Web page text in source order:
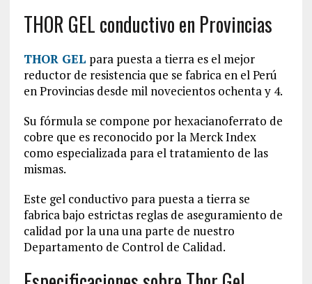
THOR GEL conductivo en Provincias
THOR GEL para puesta a tierra es el mejor
reductor de resistencia que se fabrica en el Perú
en Provincias desde mil novecientos ochenta y 4.
Su fórmula se compone por hexacianoferrato de
cobre que es reconocido por la Merck Index
como especializada para el tratamiento de las
mismas.
Este gel conductivo para puesta a tierra se
fabrica bajo estrictas reglas de aseguramiento de
calidad por la una una parte de nuestro
Departamento de Control de Calidad.